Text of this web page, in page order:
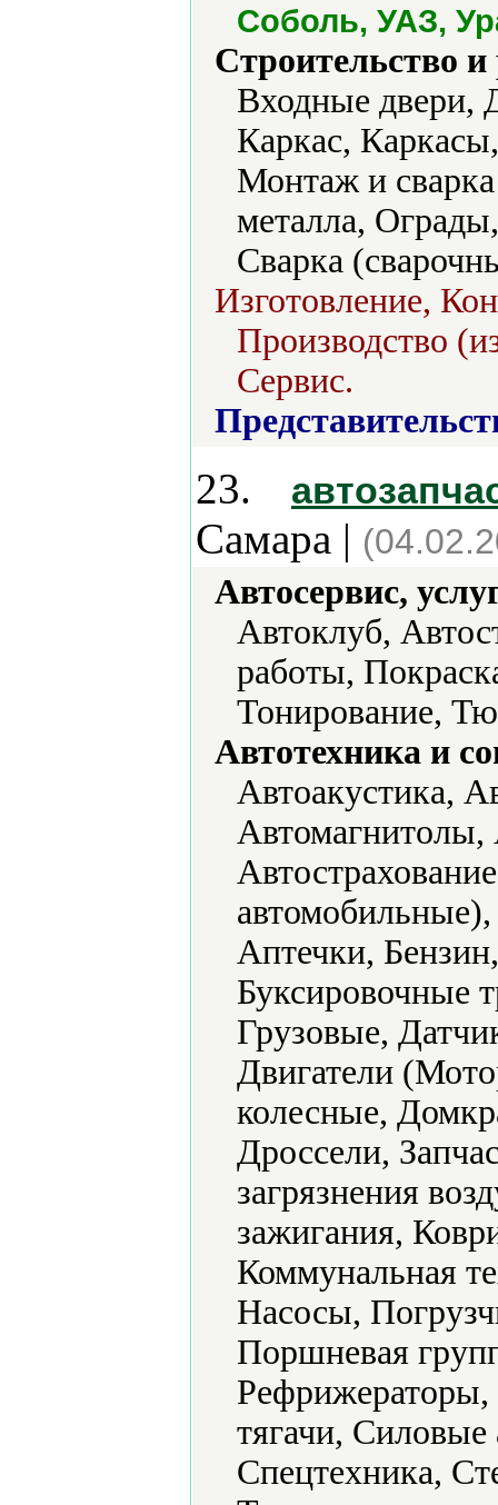
Соболь, УАЗ,
Строительство
Входные двери,
Каркас,
Монтаж и
металла,
Сварка
Изготовление,
Производство
Сервис.
23.
Самара |
Автосервис,
Автоклуб,
работы,
Тонирование,
Автотехника и
Автоакустика,
Автомагнитолы,
Аптечки,
Буксировочные
Грузовые,
Двигатели
колесные,
Дроссели,
загрязнения
зажигания,
Коммунальная
Насосы,
Поршневая
тягачи,
Спецтехника,